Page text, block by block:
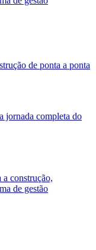
de ponta a ponta
jornada completa do
a construção,
de gestão